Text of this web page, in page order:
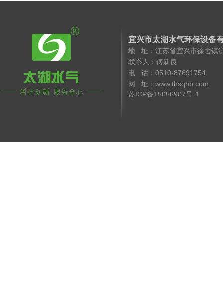
宜兴市太湖水气环保设备
地 址：江苏省宜兴市徐舍镇
联系人：傅新良
电 话：0510-
网 址：
苏ICP备15056907号-1